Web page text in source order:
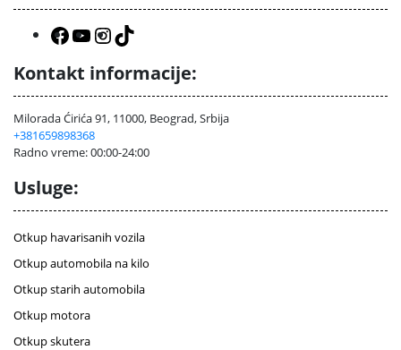
Facebook
YouTube
Instagram
Kontakt informacije:
Milorada Ćirića 91, 11000, Beograd, Srbija
+381659898368
Radno vreme: 00:00-24:00
Usluge:
Otkup havarisanih vozila
Otkup automobila na kilo
Otkup starih automobila
Otkup motora
Otkup skutera